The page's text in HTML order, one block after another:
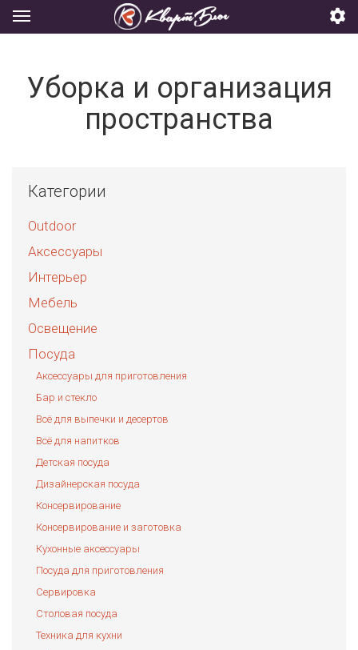
Уборка и организация
пространства
Категории
Outdoor
Аксессуары
Интерьер
Мебель
Освещение
Посуда
Аксессуары для приготовления
Бар и стекло
Всё для выпечки и десертов
Всё для напитков
Детская посуда
Дизайнерская посуда
Консервирование
Консервирование и заготовка
Кухонные аксессуары
Посуда для приготовления
Сервировка
Столовая посуда
Техника для кухни